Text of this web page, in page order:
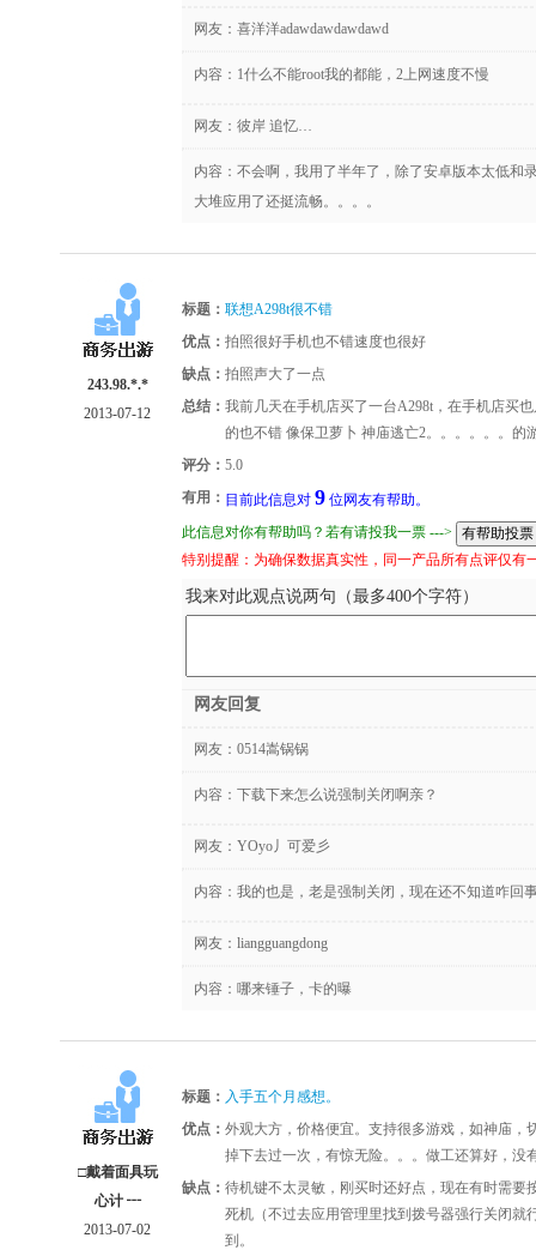
网友： 喜洋洋adawdawdawdawd
内容：1什么不能root我的都能，2上网速度不慢
网友： 彼岸 追忆…
内容：不会啊，我用了半年了，除了安卓版本太低和
大堆应用了还挺流畅。。。。
243.98.*.*
2013-07-12
标题： 联想A298t很不错
优点： 拍照很好手机也不错速度也很好
缺点： 拍照声大了一点
总结： 我前几天在手机店买了一台A298t，在手机店买
的也不错 像保卫萝卜 神庙逃亡2。。。。。。的
评分： 5.0
有用： 目前此信息对 9 位网友有帮助。
此信息对你有帮助吗？若有请投我一票 --->
特别提醒：为确保数据真实性，同一产品所有点评仅有
我来对此观点说两句（最多400个字符）
网友回复
网友： 0514嵩锅锅
内容：下载下来怎么说强制关闭啊亲？
网友： YOyo丿可爱彡
内容：我的也是，老是强制关闭，现在还不知道咋回
网友： liangguangdong
内容：哪来锤子，卡的曝
□戴着面具玩
心计 ┅
2013-07-02
标题： 入手五个月感想。
优点： 外观大方，价格便宜。支持很多游戏，如神庙
掉下去过一次，有惊无险。。。做工还算好，没
缺点： 待机键不太灵敏，刚买时还好点，现在有时需
死机（不过去应用管理里找到拨号器强行关闭
到。